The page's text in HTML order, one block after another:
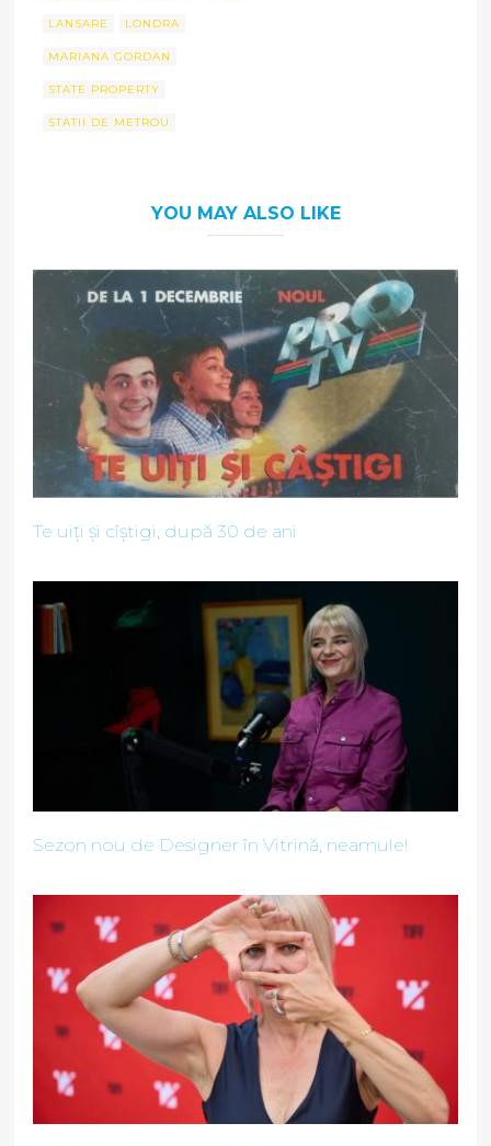
LANSARE LONDRA
MARIANA GORDAN
STATE PROPERTY
STATII DE METROU
YOU MAY ALSO LIKE
Te uiți și cîștigi, după 30 de ani
Sezon nou de Designer în Vitrină, neamule!